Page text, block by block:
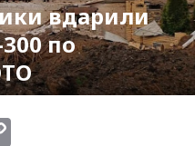
вдарили
по